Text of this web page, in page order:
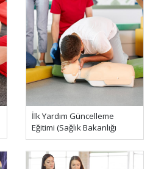
İlk Yardım Güncelleme
Eğitimi (Sağlık Bakanlığı
Onaylı)